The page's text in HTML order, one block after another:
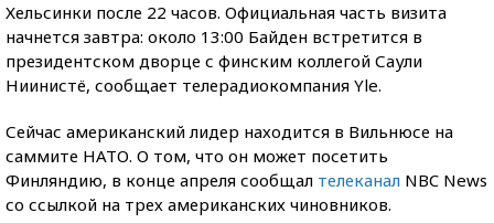
Хельсинки после 22 часов. Официальная часть визита
начнется завтра: около 13:00 Байден встретится в
президентском дворце с финским коллегой Саули
Ниинистё, сообщает телерадиокомпания Yle.
Сейчас американский лидер находится в Вильнюсе на
саммите НАТО. О том, что он может посетить
Финляндию, в конце апреля сообщал телеканал NBC News
со ссылкой на трех американских чиновников.